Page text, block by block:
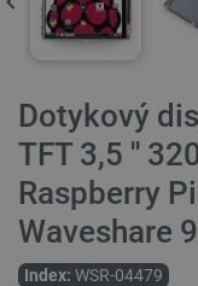
Dotykový
TFT 3,5 ''
Raspberry
Waveshare
Index: WSR-04479